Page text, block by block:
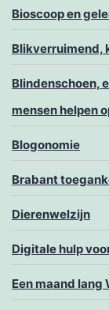
Bioscoop en
Blikverruimend,
Blindenschoen,
mensen helpen
Blogonomie
Brabant
Dierenwelzijn
Digitale hulp
Een maand lang